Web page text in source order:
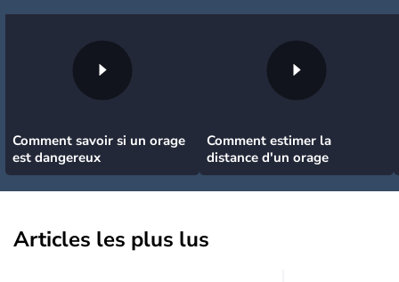
Comment savoir si un orage
est dangereux
Comment estimer la
distance d'un orage
Articles les plus lus